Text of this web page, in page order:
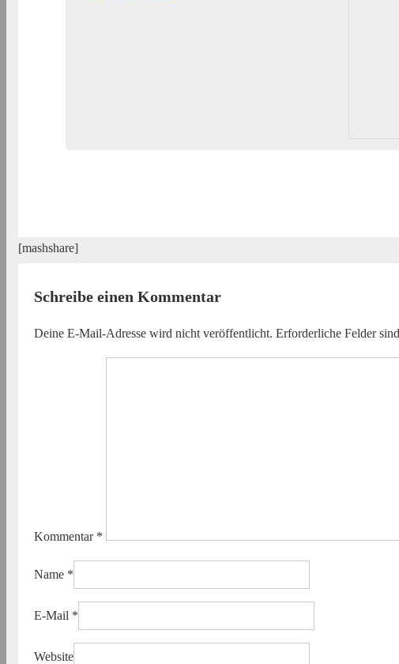
[mashshare]
Schreibe einen Kommentar
Deine E-Mail-Adresse wird nicht veröffentlicht. Erforderliche Felder
Kommentar *
Name *
E-Mail *
Website